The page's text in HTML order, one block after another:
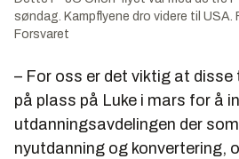
søndag. Kampflyene dro videre til
Forsvaret
– For oss er det viktig at disse
på plass på Luke i mars for å
utdanningsavdelingen der
nyutdanning og konvertering,